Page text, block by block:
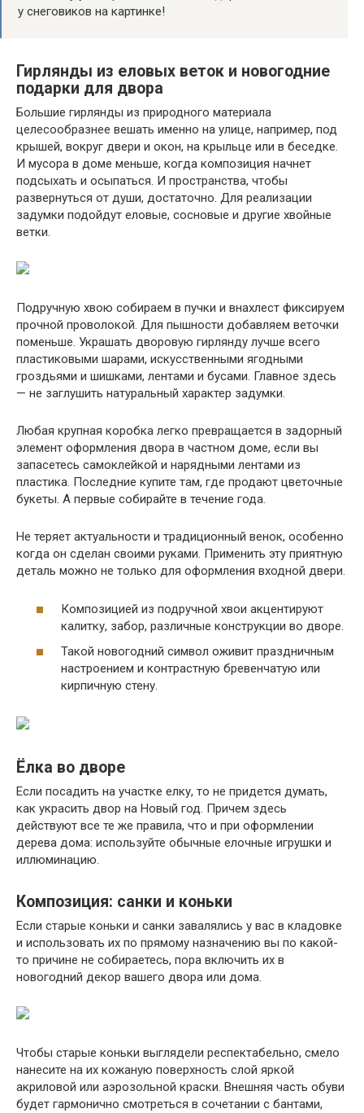
у снеговиков на картинке!
Гирлянды из еловых веток и новогодние
подарки для двора
Большие гирлянды из природного материала
целесообразнее вешать именно на улице, например, под
крышей, вокруг двери и окон, на крыльце или в беседке.
И мусора в доме меньше, когда композиция начнет
подсыхать и осыпаться. И пространства, чтобы
развернуться от души, достаточно. Для реализации
задумки подойдут еловые, сосновые и другие хвойные
ветки.
Подручную хвою собираем в пучки и внахлест фиксируем
прочной проволокой. Для пышности добавляем веточки
поменьше. Украшать дворовую гирлянду лучше всего
пластиковыми шарами, искусственными ягодными
гроздьями и шишками, лентами и бусами. Главное здесь
— не заглушить натуральный характер задумки.
Любая крупная коробка легко превращается в задорный
элемент оформления двора в частном доме, если вы
запасетесь самоклейкой и нарядными лентами из
пластика. Последние купите там, где продают цветочные
букеты. А первые собирайте в течение года.
Не теряет актуальности и традиционный венок, особенно
когда он сделан своими руками. Применить эту приятную
деталь можно не только для оформления входной двери.
Композицией из подручной хвои акцентируют
калитку, забор, различные конструкции во дворе.
Такой новогодний символ оживит праздничным
настроением и контрастную бревенчатую или
кирпичную стену.
Ёлка во дворе
Если посадить на участке елку, то не придется думать,
как украсить двор на Новый год. Причем здесь
действуют все те же правила, что и при оформлении
дерева дома: используйте обычные елочные игрушки и
иллюминацию.
Композиция: санки и коньки
Если старые коньки и санки завалялись у вас в кладовке
и использовать их по прямому назначению вы по какой-
то причине не собираетесь, пора включить их в
новогодний декор вашего двора или дома.
Чтобы старые коньки выглядели респектабельно, смело
нанесите на их кожаную поверхность слой яркой
акриловой или аэрозольной краски. Внешняя часть обуви
будет гармонично смотреться в сочетании с бантами,